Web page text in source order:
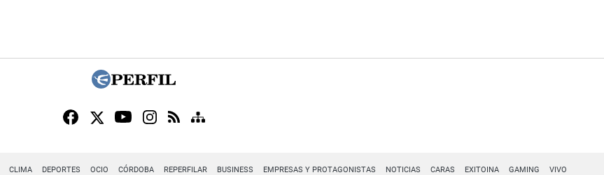
CLIMA DEPORTES OCIO CÓRDOBA REPERFILAR BUSINESS EMPRESAS Y PROTAGONISTAS NOTICIAS CARAS EXITOINA GAMING VIVO